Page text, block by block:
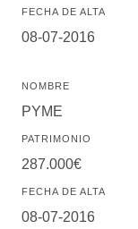
FECHA DE ALTA
08-07-2016
NOMBRE
PYME
PATRIMONIO
287.000€
FECHA DE ALTA
08-07-2016